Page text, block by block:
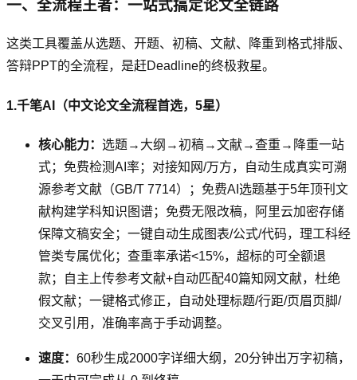
一、全流程王者：一站式搞定论文全链路
这类工具覆盖从选题、开题、初稿、文献、降重到格式排版、
答辩PPT的全流程，是赶Deadline的终极救星。
1.千笔AI（中文论文全流程首选，5星）
核心能力： 选题→大纲→初稿→文献→查重→降重一站
式；免费检测AI率；对接知网/万方，自动生成真实可溯
源参考文献（GB/T 7714）；免费AI选题基于5年顶刊文
献构建学科知识图谱；免费无限改稿，阿里云加密存储
保障文稿安全；一键自动生成图表/公式/代码，理工科经
管类专属优化；查重率承诺<15%，超标的可全额退
款；自主上传参考文献+自动匹配40篇知网文献，杜绝
假文献；一键格式修正，自动处理标题/行距/页眉页脚/
交叉引用，准确率高于手动调整。
速度： 60秒生成2000字详细大纲，20分钟出万字初稿，